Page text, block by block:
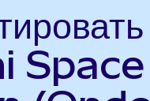
Space